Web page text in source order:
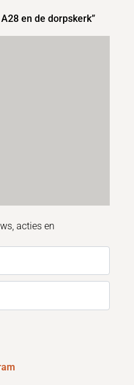
en de dorpskerk”
acties en